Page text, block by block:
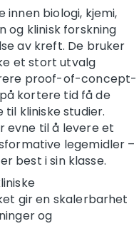
biologi, kjemi,
og klinisk forskning
av kreft. De bruker
et stort utvalg
proof-of-concept-
kortere tid få de
kliniske studier.
evne til å levere et
legemidler –
best i sin klasse.
gir en skalerbarhet
og